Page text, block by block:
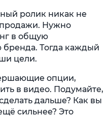
ролик никак не
Нужно
в общую
бренда. Тогда каждый
цели.
опции,
в видео. Подумайте,
дальше? Как вы
сильнее? Это